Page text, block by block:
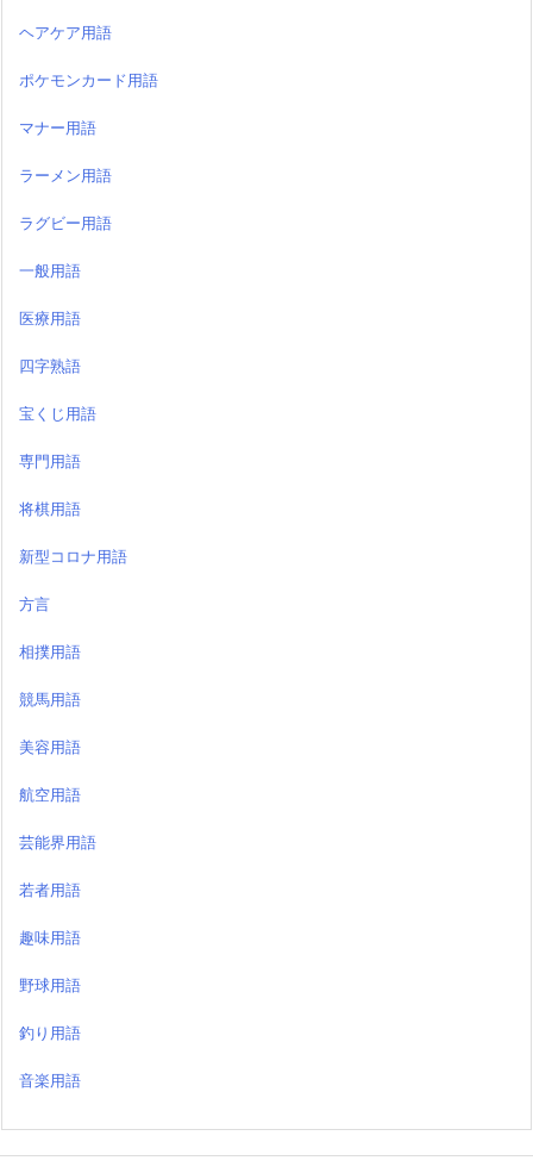
ヘアケア用語
ポケモンカード用語
マナー用語
ラーメン用語
ラグビー用語
一般用語
医療用語
四字熟語
宝くじ用語
専門用語
将棋用語
新型コロナ用語
方言
相撲用語
競馬用語
美容用語
航空用語
芸能界用語
若者用語
趣味用語
野球用語
釣り用語
音楽用語